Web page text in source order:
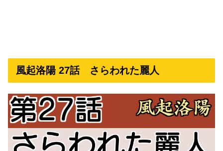
風起洛陽 27話 さらわれた麗人